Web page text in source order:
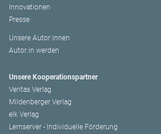
Innovationen
Presse
Unsere Autor:innen
Autor:in werden
Unsere Kooperationspartner
Veritas Verlag
Mildenberger Verlag
elk Verlag
Lernserver - Individuelle Förderung